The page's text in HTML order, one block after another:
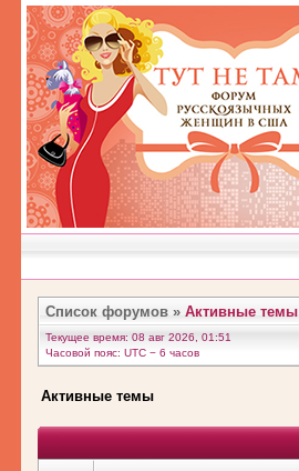
Список форумов » Активные темы
Текущее время: 08 авг 2026, 01:51
Часовой пояс: UTC − 6 часов
Активные темы